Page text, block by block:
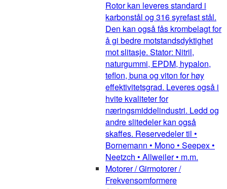
Rotor kan leveres standard i
karbonstål og 316 syrefast stål.
Den kan også fås krombelagt for
å gi bedre motstandsdyktighet
mot slitasje. Stator: Nitril,
naturgummi, EPDM, hypalon,
teflon, buna og viton for høy
effektivitetsgrad. Leveres også i
hvite kvaliteter for
næringsmiddelindustri. Ledd og
andre slitedeler kan også
skaffes. Reservedeler til •
Bornemann • Mono • Seepex •
Neetzch • Allweiler • m.m.
Motorer / Girmotorer /
Frekvensomformere